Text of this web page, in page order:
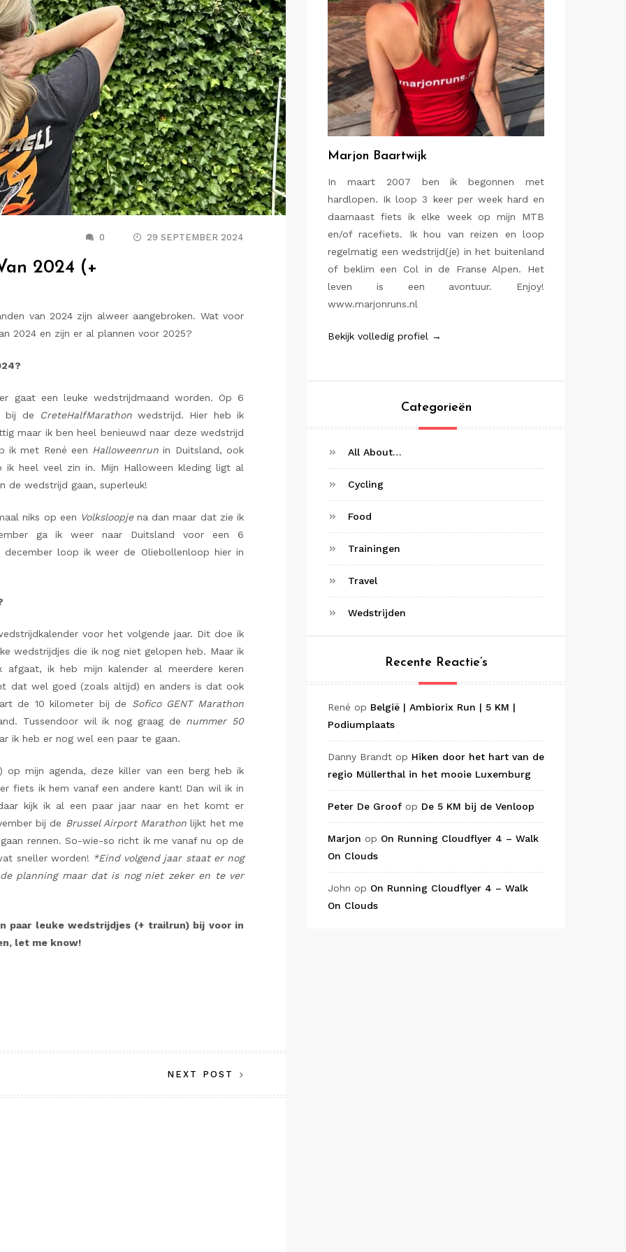
0 29 SEPTEMBER 2024
2024 (+
van 2024 zijn alweer aangebroken. Wat voor
2024 en zijn er al plannen voor 2025?
gaat een leuke wedstrijdmaand worden. Op 6
bij de
CreteHalfMarathonwedstrijd. Hier heb ik
maar ik ben heel benieuwd naar deze wedstrijd
ik met René een Halloweenrunin Duitsland, ook
heel veel zin in. Mijn Halloween kleding ligt al
de wedstrijd gaan, superleuk!
niks op een Volksloopjena dan maar dat zie ik
ga ik weer naar Duitsland voor een 6
loop ik weer de Oliebollenloop hier in
voor het volgende jaar. Dit doe ik
wedstrijdjes die ik nog niet gelopen heb. Maar ik
ik heb mijn kalender al meerdere keren
dat wel goed (zoals altijd) en anders is dat ook
de 10 kilometer bij de Sofico GENT Marathon
Tussendoor wil ik nog graag de nummer 50
ik heb er nog wel een paar te gaan.
op mijn agenda, deze killer van een berg heb ik
fiets ik hem vanaf een andere kant! Dan wil ik in
kijk ik al een paar jaar naar en het komt er
bij de Brussel Airport Marathon lijkt het me
rennen. So-wie-so richt ik me vanaf nu op de
sneller worden! *Eind volgend jaar staat er nog
planning maar dat is nog niet zeker en te ver
paar leuke wedstrijdjes (+ trailrun) bij voor in
let me know!
NEXT POST
Marjon Baartwijk
In maart 2007 ben ik begonnen met
hardlopen. Ik loop 3 keer per week hard en
daarnaast fiets ik elke week op mijn MTB
en/of racefiets. Ik hou van reizen en loop
regelmatig een wedstrijd(je) in het buitenland
of beklim een Col in de Franse Alpen. Het
leven is een avontuur. Enjoy!
www.marjonruns.nl
Bekijk volledig profiel →
Categorieën
All About…
Cycling
Food
Trainingen
Travel
Wedstrijden
Recente Reactie’s
René op België | Ambiorix Run | 5 KM |
Podiumplaats
Danny Brandt op Hiken door het hart van de
regio Müllerthal in het mooie Luxemburg
Peter De Groof op De 5 KM bij de Venloop
Marjon op On Running Cloudflyer 4 – Walk
On Clouds
John op On Running Cloudflyer 4 – Walk
On Clouds